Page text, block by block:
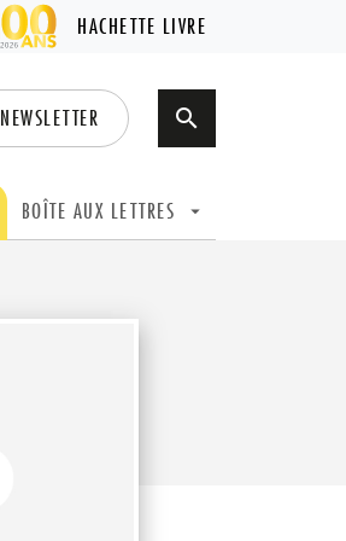
HACHETTE LIVRE
NEWSLETTER search
BOÎTE AUX LETTRES arrow_drop_down